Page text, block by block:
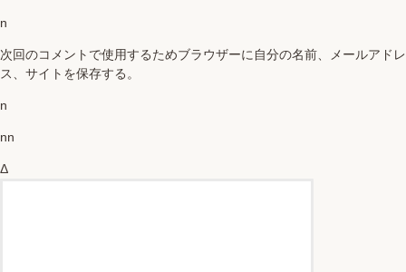
n
次回のコメントで使用するためブラウザーに自分の名前、メールアドレ
ス、サイトを保存する。
n
nn
Δ